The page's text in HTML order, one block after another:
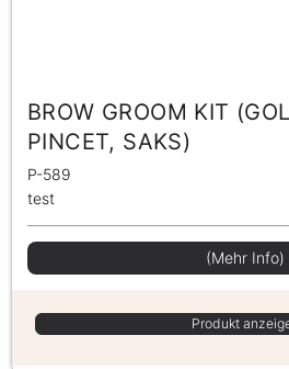
BROW GROOM KIT
PINCET, SAKS)
P-589
test
(Mehr Info)
Produkt